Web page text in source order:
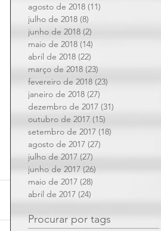
agosto de 2018 (11)
julho de 2018 (8)
junho de 2018 (2)
maio de 2018 (14)
abril de 2018 (22)
março de 2018 (23)
fevereiro de 2018 (23)
janeiro de 2018 (27)
dezembro de 2017 (31)
outubro de 2017 (15)
setembro de 2017 (18)
agosto de 2017 (27)
julho de 2017 (27)
junho de 2017 (26)
maio de 2017 (28)
abril de 2017 (24)
Procurar por tags